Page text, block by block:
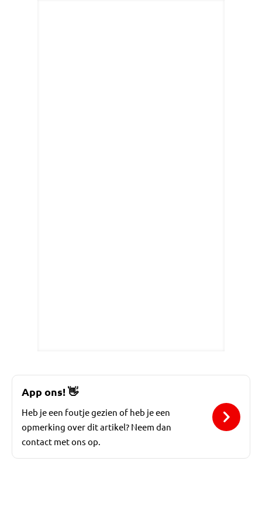
App ons!👋
Heb je een foutje gezien of heb je een
opmerking over dit artikel? Neem dan
contact met ons op.